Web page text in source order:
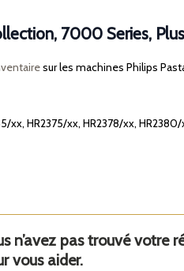
7000 Series,
sur les machines Philips
HR2375/xx, HR2378/xx, HR2380/
n’avez pas trouvé votre
vous aider.